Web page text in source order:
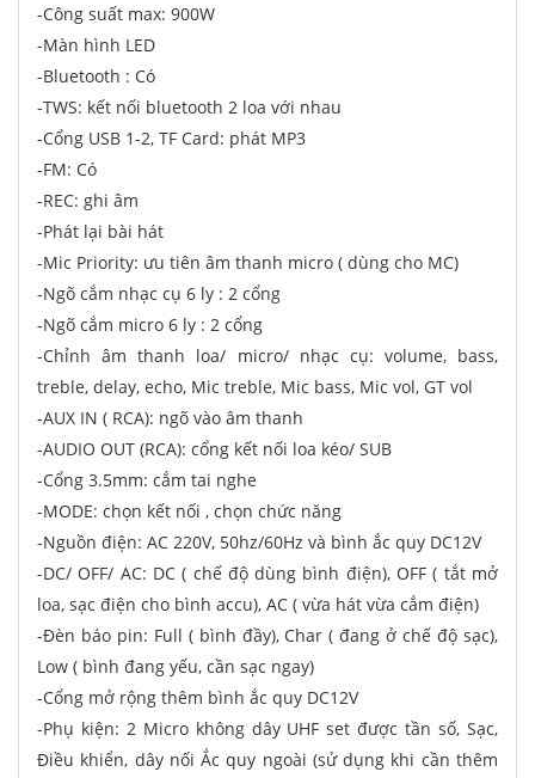
-Công suất max: 900W
-Màn hình LED
-Bluetooth : Có
-TWS: kết nối bluetooth 2 loa với nhau
-Cổng USB 1-2, TF Card: phát MP3
-FM: Có
-REC: ghi âm
-Phát lại bài hát
-Mic Priority: ưu tiên âm thanh micro ( dùng cho MC)
-Ngõ cắm nhạc cụ 6 ly : 2 cổng
-Ngõ cắm micro 6 ly : 2 cổng
-Chỉnh âm thanh loa/ micro/ nhạc cụ: volume, bass,
treble, delay, echo, Mic treble, Mic bass, Mic vol, GT vol
-AUX IN ( RCA): ngõ vào âm thanh
-AUDIO OUT (RCA): cổng kết nối loa kéo/ SUB
-Cổng 3.5mm: cắm tai nghe
-MODE: chọn kết nối , chọn chức năng
-Nguồn điện: AC 220V, 50hz/60Hz và bình ắc quy DC12V
-DC/ OFF/ AC: DC ( chế độ dùng bình điện), OFF ( tắt mở
loa, sạc điện cho bình accu), AC ( vừa hát vừa cắm điện)
-Đèn báo pin: Full ( bình đầy), Char ( đang ở chế độ sạc),
Low ( bình đang yếu, cần sạc ngay)
-Cổng mở rộng thêm bình ắc quy DC12V
-Phụ kiện: 2 Micro không dây UHF set được tần số, Sạc,
Điều khiển, dây nối Ắc quy ngoài (sử dụng khi cần thêm